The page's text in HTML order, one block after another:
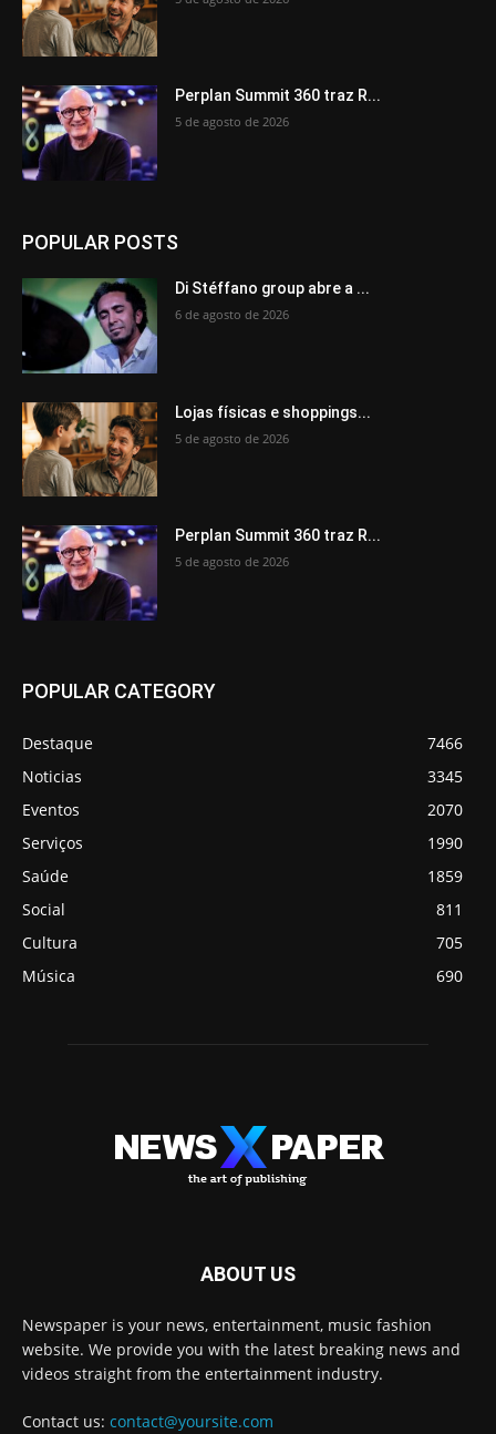
Perplan Summit 360 traz R...
5 de agosto de 2026
POPULAR POSTS
Di Stéffano group abre a ...
6 de agosto de 2026
Lojas físicas e shoppings...
5 de agosto de 2026
Perplan Summit 360 traz R...
5 de agosto de 2026
POPULAR CATEGORY
Destaque
7466
Noticias
3345
Eventos
2070
Serviços
1990
Saúde
1859
Social
811
Cultura
705
Música
690
ABOUT US
Newspaper is your news, entertainment, music fashion
website. We provide you with the latest breaking news and
videos straight from the entertainment industry.
Contact us: contact@yoursite.com